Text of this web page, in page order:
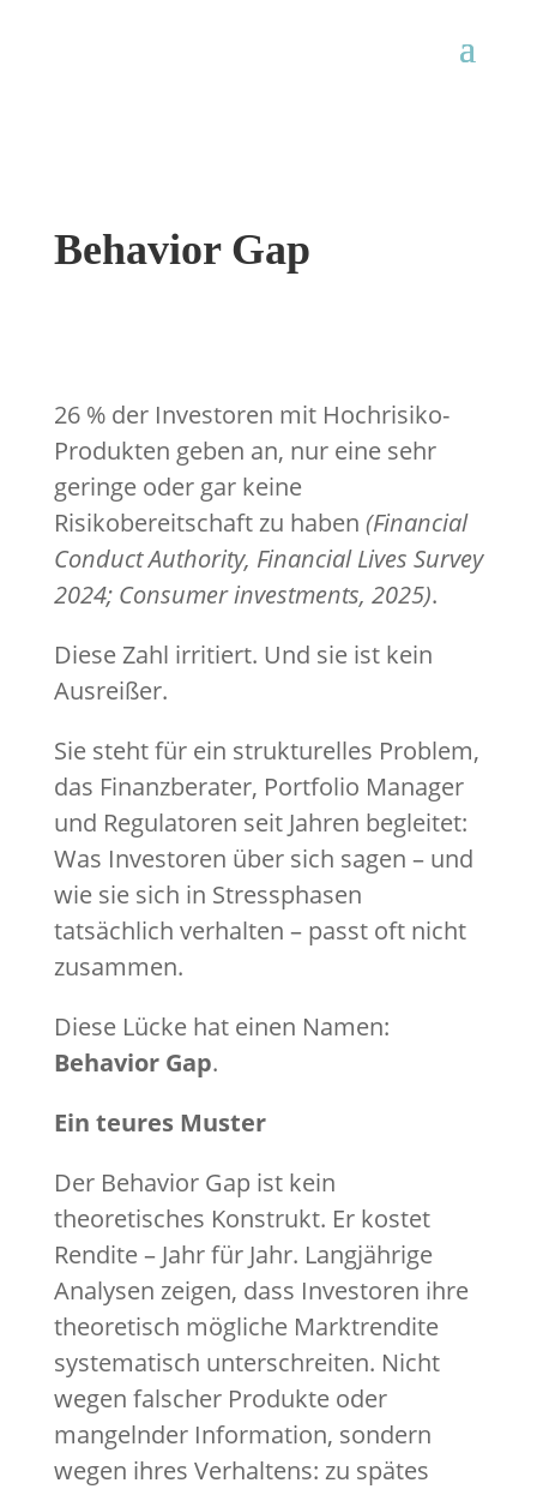
Behavior Gap
26 % der Investoren mit Hochrisiko-
Produkten geben an, nur eine sehr
geringe oder gar keine
Risikobereitschaft zu haben (Financial
Conduct Authority, Financial Lives Survey
2024; Consumer investments, 2025).
Diese Zahl irritiert. Und sie ist kein
Ausreißer.
Sie steht für ein strukturelles Problem,
das Finanzberater, Portfolio Manager
und Regulatoren seit Jahren begleitet:
Was Investoren über sich sagen – und
wie sie sich in Stressphasen
tatsächlich verhalten – passt oft nicht
zusammen.
Diese Lücke hat einen Namen:
Behavior Gap.
Ein teures Muster
Der Behavior Gap ist kein
theoretisches Konstrukt. Er kostet
Rendite – Jahr für Jahr. Langjährige
Analysen zeigen, dass Investoren ihre
theoretisch mögliche Marktrendite
systematisch unterschreiten. Nicht
wegen falscher Produkte oder
mangelnder Information, sondern
wegen ihres Verhaltens: zu spätes